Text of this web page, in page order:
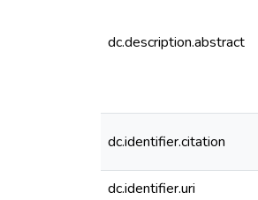
dc.description.abstract
dc.identifier.citation
dc.identifier.uri